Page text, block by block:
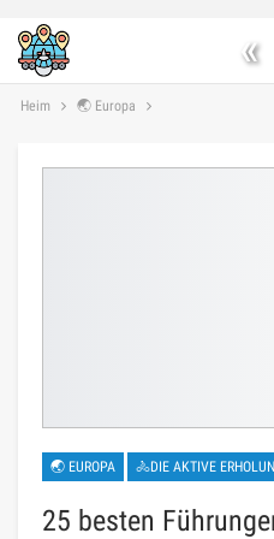
«
Heim 🌏 Europa
🌏 EUROPA 🚴DIE AKTIVE
25 besten